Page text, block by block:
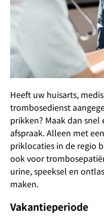
Heeft uw huisarts,
trombosedienst
prikken? Maak dan
afspraak. Alleen met
priklocaties in de regio
ook voor
urine, speeksel en
maken.
Vakantieperiode